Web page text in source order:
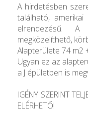
A hirdetésben
található,
elrendezésű. A
megközelíthető,
Alapterülete 74 m2
Ugyan ez az
a J épületben is
IGÉNY SZERINT
ELÉRHETŐ!